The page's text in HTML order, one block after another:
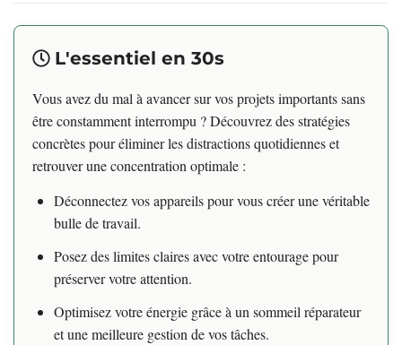
L'essentiel en 30s
Vous avez du mal à avancer sur vos projets importants sans
être constamment interrompu ? Découvrez des stratégies
concrètes pour éliminer les distractions quotidiennes et
retrouver une concentration optimale :
Déconnectez vos appareils pour vous créer une véritable
bulle de travail.
Posez des limites claires avec votre entourage pour
préserver votre attention.
Optimisez votre énergie grâce à un sommeil réparateur
et une meilleure gestion de vos tâches.